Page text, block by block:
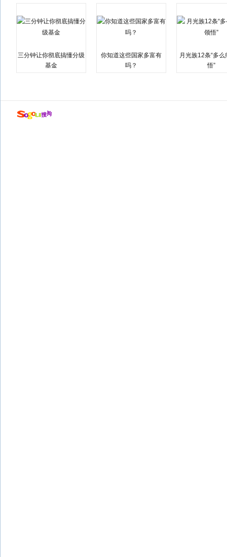
三分钟让你彻底搞懂分级
基金
你知道这些国家多富有
吗？
月光族12条“多么
悟”